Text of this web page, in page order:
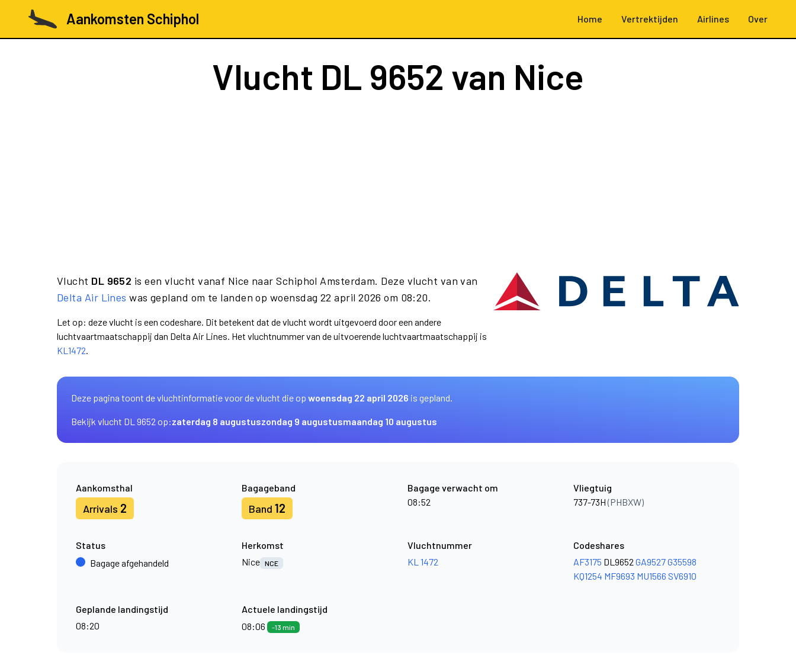
Aankomsten Schiphol Home Vertrektijden Airlines Over
Vlucht DL 9652 van Nice
Vlucht DL 9652 is een vlucht vanaf Nice naar Schiphol Amsterdam. Deze vlucht van van
Delta Air Lines was gepland om te landen op woensdag 22 april 2026 om 08:20.
Let op: deze vlucht is een codeshare. Dit betekent dat de vlucht wordt uitgevoerd door een andere
luchtvaartmaatschappij dan Delta Air Lines. Het vluchtnummer van de uitvoerende luchtvaartmaatschappij is
KL1472.
Deze pagina toont de vluchtinformatie voor de vlucht die op woensdag 22 april 2026 is gepland.
Bekijk vlucht DL 9652 op:zaterdag 8 augustuszondag 9 augustusmaandag 10 augustus
Aankomsthal
Arrivals 2
Bagageband
Band 12
Bagage verwacht om
08:52
Vliegtuig
737-73H(PHBXW)
Status
Bagage afgehandeld
Herkomst
Nice NCE
Vluchtnummer
KL 1472
Codeshares
AF3175 DL9652 GA9527G35598
KQ1254 MF9693 MU1566 SV6910
Geplande landingstijd
08:20
Actuele landingstijd
08:06
-13 min